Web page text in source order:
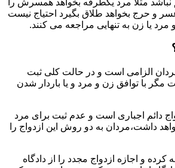
مثلاً مرد یکطرفه بخواهد همسرش را
و حرج بخواهد طلاق بگیرد احتیاج نیست
یا زن به تنهایی مراجعه می کنند.
مردان الزامی است و در حالت کلی ثبت
مگر با توافق زن و مرد و یا باردار شدن
دائم اجباری است و عدم ثبت برای مرد
داشت،مردان به دو روش این ازدواج را
کرده و اجازه ازدواج مجدد را از دادگاه